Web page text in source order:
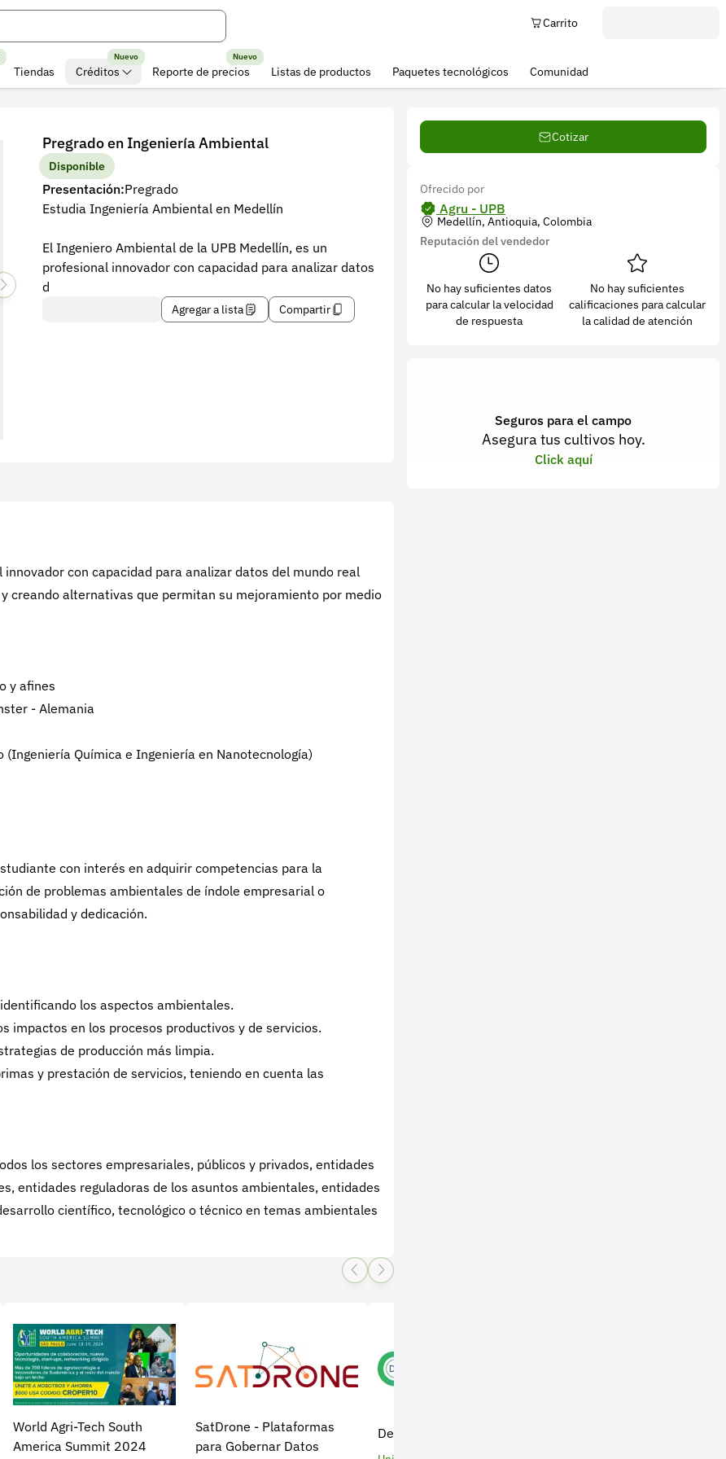
Carrito
Tiendas Créditos
Nuevo
Reporte de precios
Nuevo
Listas de productos Paquetes tecnológicos Comunidad
Pregrado en Ingeniería Ambiental
Disponible
Presentación:Pregrado
Estudia Ingeniería Ambiental en Medellín
El Ingeniero Ambiental de la UPB Medellín, es un
profesional innovador con capacidad para analizar datos
d
Agregar a lista Compartir
con capacidad para analizar datos del mundo real
creando alternativas que permitan su mejoramiento por medio
y afines
- Alemania
Química e Ingeniería en Nanotecnología)
con interés en adquirir competencias para la
de problemas ambientales de índole empresarial o
y dedicación.
los aspectos ambientales.
impactos en los procesos productivos y de servicios.
de producción más limpia.
y prestación de servicios, teniendo en cuenta las
los sectores empresariales, públicos y privados, entidades
entidades reguladoras de los asuntos ambientales, entidades
científico, tecnológico o técnico en temas ambientales
World Agri-Tech South
America Summit 2024
SatDrone - Plataformas
para Gobernar Datos
Density - Mapa Temático
Cotizar
Ofrecido por
Agru - UPB
Medellín, Antioquia, Colombia
Reputación del vendedor
No hay suficientes datos
para calcular la velocidad
de respuesta
No hay suficientes
calificaciones para calcular
la calidad de atención
Seguros para el campo
Asegura tus cultivos hoy.
Click aquí